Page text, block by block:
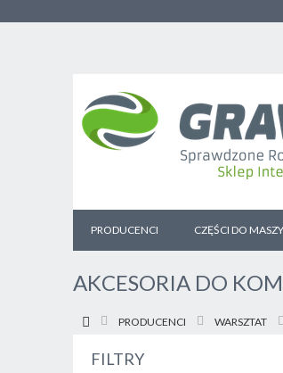
PRODUCENCI CZĘŚCI DO
AKCESORIA DO
PRODUCENCI WARSZTAT
FILTRY